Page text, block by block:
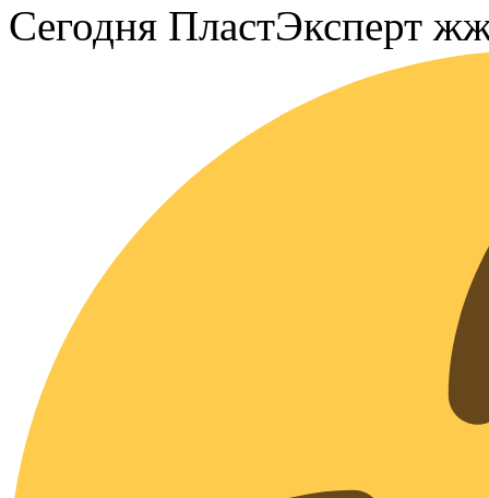
Сегодня ПластЭксперт